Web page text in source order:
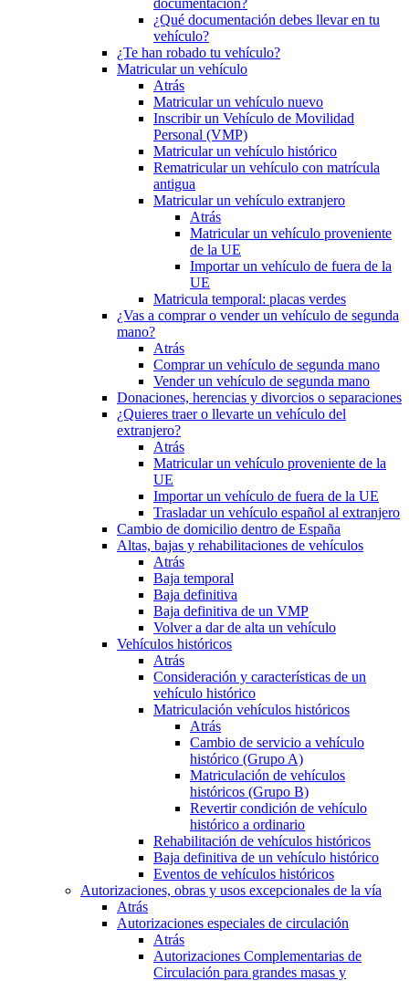
documentación?
¿Qué documentación debes llevar en tu
vehículo?
¿Te han robado tu vehículo?
Matricular un vehículo
Atrás
Matricular un vehículo nuevo
Inscribir un Vehículo de Movilidad
Personal (VMP)
Matricular un vehículo histórico
Rematricular un vehículo con matrícula
antigua
Matricular un vehículo extranjero
Atrás
Matricular un vehículo proveniente
de la UE
Importar un vehículo de fuera de la
UE
Matricula temporal: placas verdes
¿Vas a comprar o vender un vehículo de segunda
mano?
Atrás
Comprar un vehículo de segunda mano
Vender un vehículo de segunda mano
Donaciones, herencias y divorcios o separaciones
¿Quieres traer o llevarte un vehículo del
extranjero?
Atrás
Matricular un vehículo proveniente de la
UE
Importar un vehículo de fuera de la UE
Trasladar un vehículo español al extranjero
Cambio de domicilio dentro de España
Altas, bajas y rehabilitaciones de vehículos
Atrás
Baja temporal
Baja definitiva
Baja definitiva de un VMP
Volver a dar de alta un vehículo
Vehículos históricos
Atrás
Consideración y características de un
vehículo histórico
Matriculación vehículos históricos
Atrás
Cambio de servicio a vehículo
histórico (Grupo A)
Matriculación de vehículos
históricos (Grupo B)
Revertir condición de vehículo
histórico a ordinario
Rehabilitación de vehículos históricos
Baja definitiva de un vehículo histórico
Eventos de vehículos históricos
Autorizaciones, obras y usos excepcionales de la vía
Atrás
Autorizaciones especiales de circulación
Atrás
Autorizaciones Complementarias de
Circulación para grandes masas y